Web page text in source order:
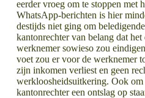
eerder vroeg om te stoppen met
WhatsApp-berichten is hier
destijds niet ging om
kantonrechter van belang dat
werknemer sowieso zou
voet zou er voor de werknemer
zijn inkomen verliest en geen
werkloosheidsuitkering. Ook
kantonrechter een ontslag op